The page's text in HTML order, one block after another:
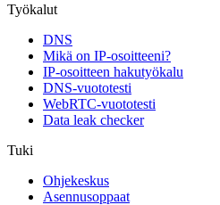
Työkalut
DNS
Mikä on IP-osoitteeni?
IP-osoitteen hakutyökalu
DNS-vuototesti
WebRTC-vuototesti
Data leak checker
Tuki
Ohjekeskus
Asennusoppaat